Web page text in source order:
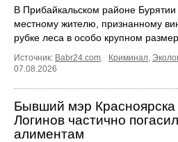
В Прибайкальском районе
местному жителю, признанному
рубке леса в особо крупном
Источник: Babr24.com Криминал
07.08.2026
Бывший мэр
Логинов частично
алиментам